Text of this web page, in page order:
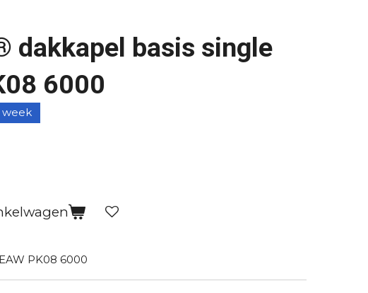
dakkapel basis single
6000
week
EAW PK08 6000